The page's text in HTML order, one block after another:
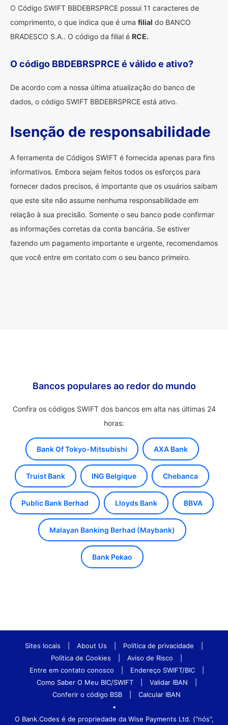
O Código SWIFT BBDEBRSPRCE possui 11 caracteres de
comprimento, o que indica que é uma filial do BANCO
BRADESCO S.A.. O código da filial é RCE.
O código BBDEBRSPRCE é válido e ativo?
De acordo com a nossa última atualização do banco de
dados, o código SWIFT BBDEBRSPRCE está ativo.
Isenção de responsabilidade
A ferramenta de Códigos SWIFT é fornecida apenas para fins
informativos. Embora sejam feitos todos os esforços para
fornecer dados precisos, é importante que os usuários saibam
que este site não assume nenhuma responsabilidade em
relação à sua precisão. Somente o seu banco pode confirmar
as informações corretas da conta bancária. Se estiver
fazendo um pagamento importante e urgente, recomendamos
que você entre em contato com o seu banco primeiro.
Bancos populares ao redor do mundo
Confira os códigos SWIFT dos bancos em alta nas últimas 24
horas:
Bank Of Tokyo-Mitsubishi AXA Bank
Truist Bank ING Belgique Chebanca
Public Bank Berhad Lloyds Bank BBVA
Malayan Banking Berhad (Maybank)
Bank Pekao
Sites locais About Us Política de privacidade
Política de Cookies
Aviso de Risco
Entre em contato conosco
Endereço SWIFT/BIC
Como Saber O Meu BIC/SWIFT
Validar IBAN
Conferir o código BSB
Calcular IBAN
•
O Bank.Codes é de propriedade da Wise Payments Ltd. ("nós",